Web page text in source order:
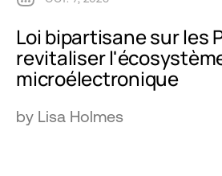
Loi bipartisane sur les
revitaliser
microélectronique
by Lisa Holmes